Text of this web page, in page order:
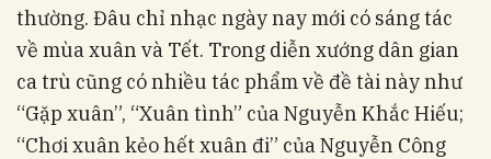
thường. Đâu chỉ nhạc ngày nay mới có sáng tác
về mùa xuân và Tết. Trong diễn xướng dân gian
ca trù cũng có nhiều tác phẩm về đề tài này như
“Gặp xuân”, “Xuân tình” của Nguyễn Khắc Hiếu;
“Chơi xuân kẻo hết xuân đi” của Nguyễn Công